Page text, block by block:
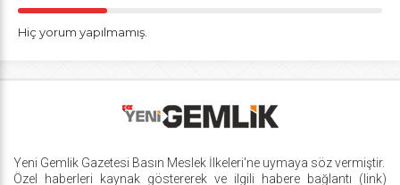
Hiç yorum yapılmamış.
Yeni Gemlik Gazetesi Basın Meslek İlkeleri'ne uymaya söz vermiştir.
Özel haberleri kaynak göstererek ve ilgili habere bağlantı (link)